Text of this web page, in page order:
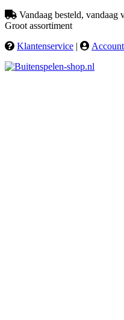
Vandaag besteld,
Groot assortiment
Klantenservice | Account